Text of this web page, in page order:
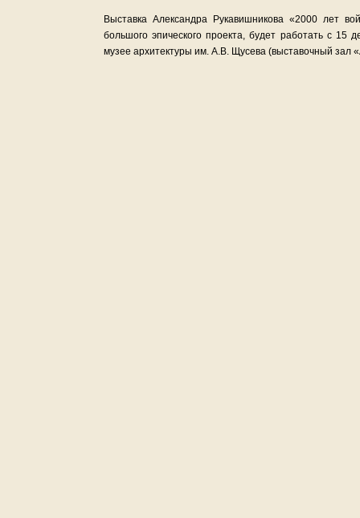
Выставка Александра Рукавишникова «2000 лет
большого эпического проекта, будет работать с 15
музее архитектуры им. А.В. Щусева (выставочный зал